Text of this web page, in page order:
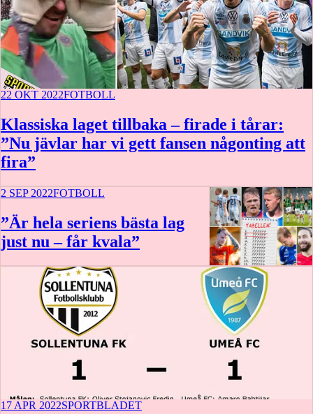
22 OKT 2022FOTBOLL
Klassiska laget tillbaka – firade i tårar:
”Nu jävlar har vi gett fansen någonting att
fira”
2 SEP 2022FOTBOLL
”Är hela seriens bästa lag
just nu – får kvala”
17 APR 2022SPORTBLADET